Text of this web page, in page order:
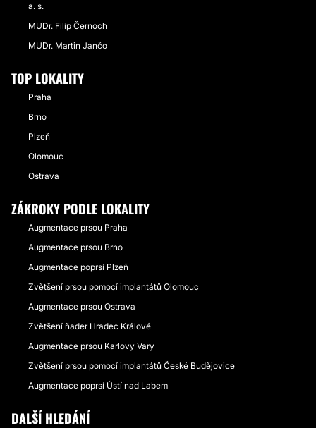
a. s.
MUDr. Filip Černoch
MUDr. Martin Jančo
TOP LOKALITY
Praha
Brno
Plzeň
Olomouc
Ostrava
ZÁKROKY PODLE LOKALITY
Augmentace prsou Praha
Augmentace prsou Brno
Augmentace poprsí Plzeň
Zvětšení prsou pomocí implantátů Olomouc
Augmentace prsou Ostrava
Zvětšení ňader Hradec Králové
Augmentace prsou Karlovy Vary
Zvětšení prsou pomocí implantátů České Budějovice
Augmentace poprsí Ústí nad Labem
DALŠÍ HLEDÁNÍ